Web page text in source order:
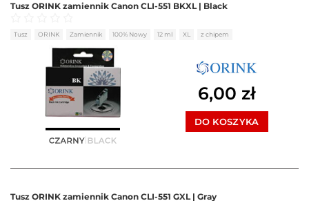
Tusz ORINK zamiennik Canon CLI-551 BKXL | Black
Oceniono0na 5
Tusz ORINK Zamiennik 100% Nowy 12 ml XL z chipem
6,00 zł
DO KOSZYKA
Tusz ORINK zamiennik Canon CLI-551 GXL | Gray